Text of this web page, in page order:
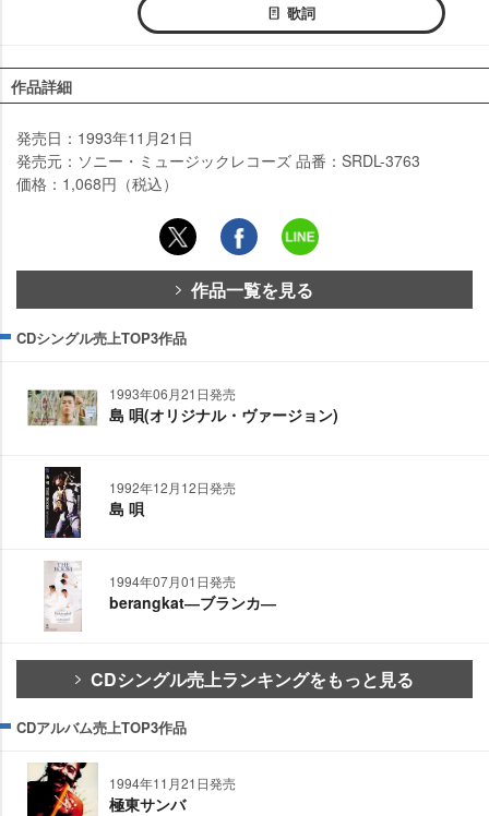
歌詞
作品詳細
発売日：1993年11月21日
発売元：ソニー・ミュージックレコーズ 品番：SRDL-3763
価格：1,068円（税込）
作品一覧を見る
CDシングル売上TOP3作品
1993年06月21日発売
島 唄(オリジナル・ヴァージョン)
1992年12月12日発売
島 唄
1994年07月01日発売
berangkat―ブランカ―
CDシングル売上ランキングをもっと見る
CDアルバム売上TOP3作品
1994年11月21日発売
極東サンバ